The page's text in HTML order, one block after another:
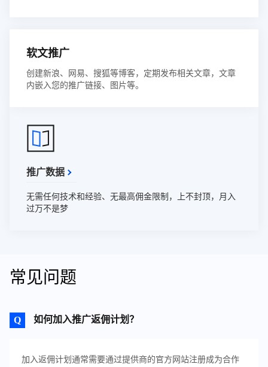
软文推广
创建新浪、网易、搜狐等博客，定期发布相关文章，文章
内嵌入您的推广链接、图片等。
推广数据
无需任何技术和经验、无最高佣金限制，上不封顶，月入
过万不是梦
常见问题
如何加入推广返佣计划？
加入返佣计划通常需要通过提供商的官方网站注册成为合作